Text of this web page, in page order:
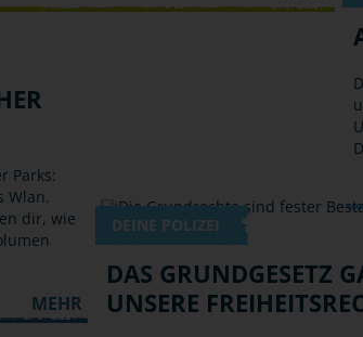
Parks:
Wlan.
dir, wie
MEHR
DEINE POLIZEI
DAS GRUNDGESETZ
UNSERE